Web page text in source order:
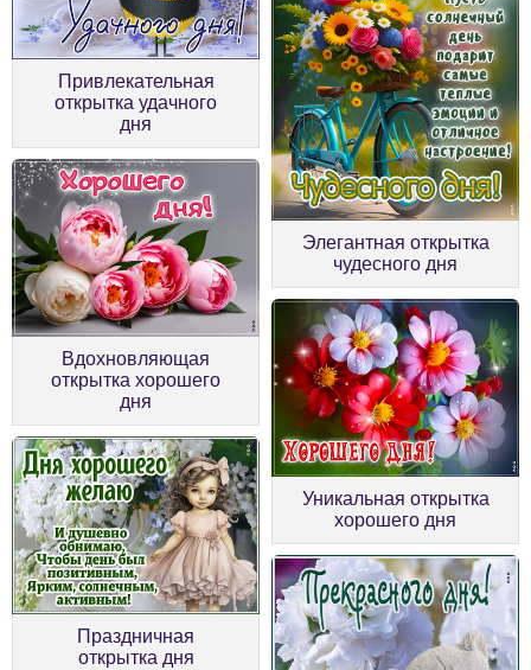
Привлекательная
открытка удачного
дня
Элегантная открытка
чудесного дня
Вдохновляющая
открытка хорошего
дня
Уникальная открытка
хорошего дня
Праздничная
открытка дня